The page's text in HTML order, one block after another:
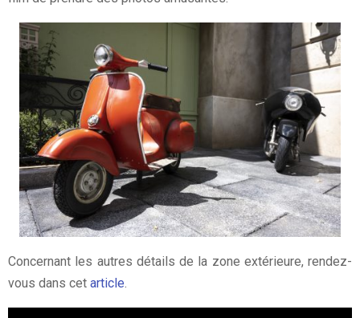
Concernant les autres détails de la zone extérieure, rendez-
vous dans cet article